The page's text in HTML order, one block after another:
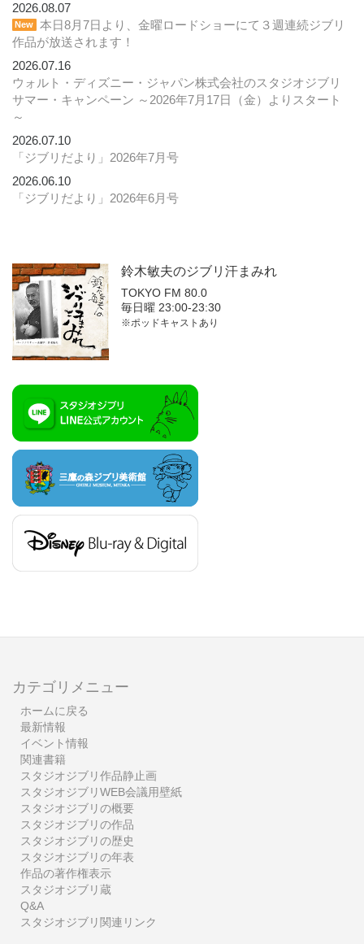
2026.08.07
New
本日8月7日より、金曜ロードショーにて３週連続ジブリ
作品が放送されます！
2026.07.16
ウォルト・ディズニー・ジャパン株式会社のスタジオジブリ
サマー・キャンペーン ～2026年7月17日（金）よりスタート
～
2026.07.10
「ジブリだより」2026年7月号
2026.06.10
「ジブリだより」2026年6月号
鈴木敏夫のジブリ汗まみれ
TOKYO FM 80.0
毎日曜 23:00-23:30
※ポッドキャストあり
カテゴリメニュー
ホームに戻る
最新情報
イベント情報
関連書籍
スタジオジブリ作品静止画
スタジオジブリWEB会議用壁紙
スタジオジブリの概要
スタジオジブリの作品
スタジオジブリの歴史
スタジオジブリの年表
作品の著作権表示
スタジオジブリ蔵
Q&A
スタジオジブリ関連リンク